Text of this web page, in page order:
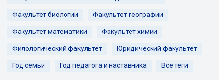
Факультет биологии Факультет географии
Факультет математики Факультет химии
Филологический факультет Юридический факультет
Год семьи Год педагога и наставника Все теги